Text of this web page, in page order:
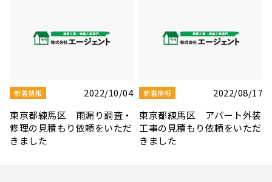
新着情報
2022/07/07
東京都板橋区 屋根・天窓補
修工事の見積もり依頼をいた
だきました
新着情報
2022/07/02
東京都練馬区 屋根・外壁塗
装・ベランダ防水の見積もり
依頼をいただきました